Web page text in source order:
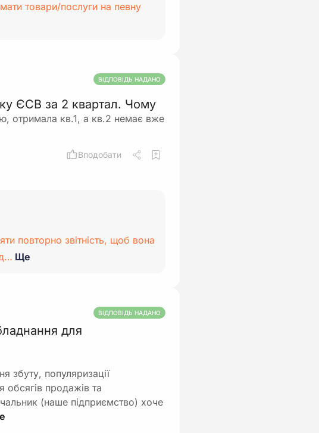
товари/послуги на певну
ВІДПОВІДЬ НАДАНО
ЄСВ за 2 квартал. Чому
отримала кв.1, а кв.2 немає вже
Вподобати
повторно звітність, щоб вона
Ще
ВІДПОВІДЬ НАДАНО
для
збуту, популяризації
продажів та
(наше підприємство) хоче